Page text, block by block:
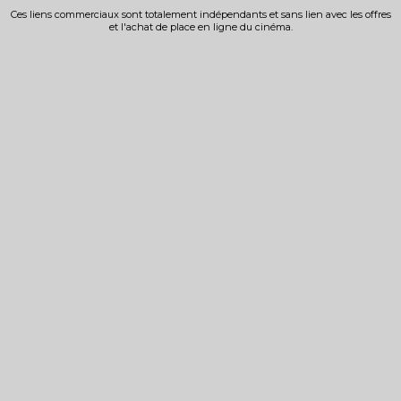
Ces liens commerciaux sont totalement indépendants et sans lien avec les offres
et l'achat de place en ligne du cinéma.